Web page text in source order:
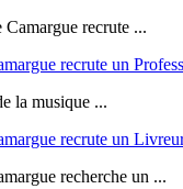
recrute ...
recrute un
la musique ...
recrute un
recherche un ...